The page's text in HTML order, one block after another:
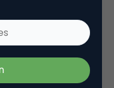
er al over op
doen er niet